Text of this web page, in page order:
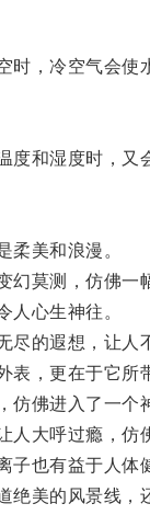
，冷空气会使
和湿度时，又
美和浪漫。
莫测，仿佛一
心生神往。
的遐想，让人
，更在于它所
佛进入了一个
大呼过瘾，仿
也有益于人体
美的风景线，